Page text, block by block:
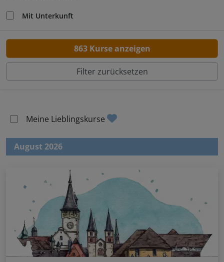
Mit Unterkunft
863 Kurse anzeigen
Filter zurücksetzen
Meine Lieblingskurse
August 2026